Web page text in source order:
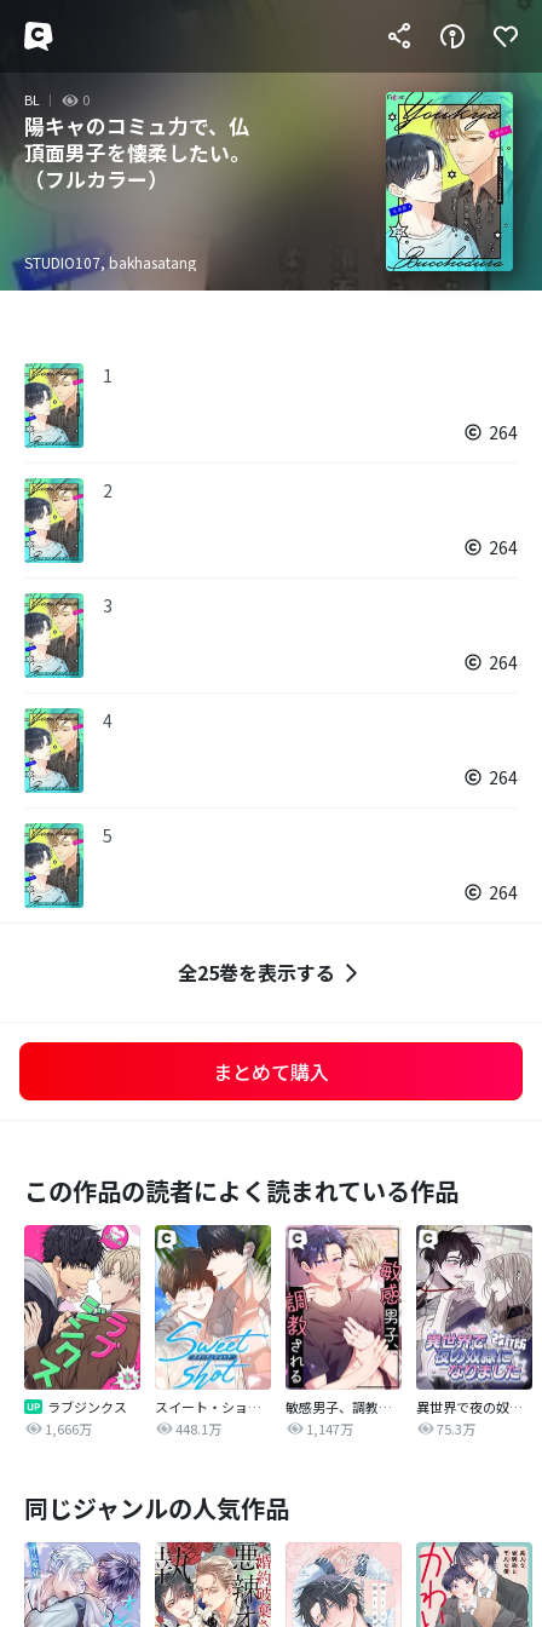
BL 0
陽キャのコミュ力で、仏
頂面男子を懐柔したい。
（フルカラー）
STUDIO107, bakhasatang
1
264
2
264
3
264
4
264
5
264
全25巻を表示する
まとめて購入
この作品の読者によく読まれている作品
ラブジンクス
1,666万
スイート・ショット
448.1万
敏感男子、調教される
1,147万
異世界で夜の奴隷になりました【改訂版】
75.3万
同じジャンルの人気作品